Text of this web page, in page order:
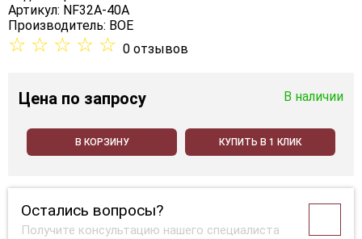
Артикул: NF32A-40A
Производитель: BOE
☆ ☆ ☆ ☆ ☆ 0 отзывов
Цена по запросу В наличии
В КОРЗИНУ КУПИТЬ В 1 КЛИК
Остались вопросы?
Получите консультацию нашего специалиста